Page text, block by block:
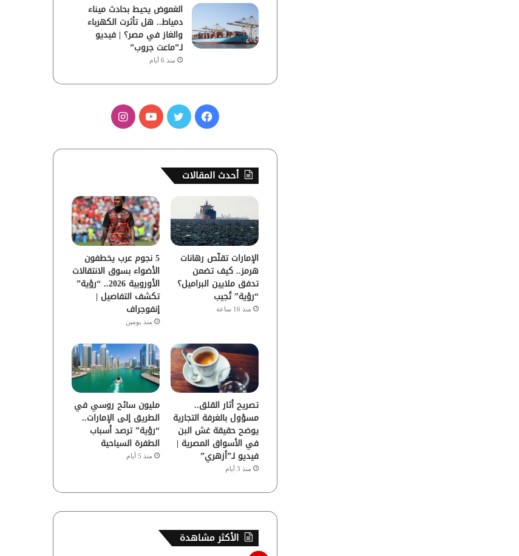
الغموض يحيط بحادث ميناء
دمياط.. هل تأثرت الكهرباء
والغاز في مصر؟ | فيديو
لـ”ماعت جروب”
منذ 6 أيام
ف
س
و
ك
ي
و
ب
ا
ق
ر
ا
م
أحدث المقالات
الإمارات تقلّص رهانات
هرمز.. كيف تضمن
تدفق ملايين البراميل؟
“رؤية” تُجيب
منذ 16 ساعة
5 نجوم عرب يخطفون
الأضواء بسوق الانتقالات
الأوروبية 2026.. “رؤية”
تكشف التفاصيل |
إنفوجراف
منذ يومين
تصريح أثار القلق..
مسؤول بالغرفة التجارية
يوضح حقيقة غش البن
في الأسواق المصرية |
فيديو لـ”أزهري”
منذ 3 أيام
مليون سائح روسي في
الطريق إلى الإمارات..
“رؤية” ترصد أسباب
الطفرة السياحية
منذ 5 أيام
الأكثر مشاهدة